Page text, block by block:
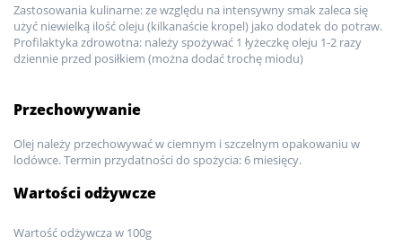
Zastosowania kulinarne: ze względu na intensywny smak zaleca się
użyć niewielką ilość oleju (kilkanaście kropel) jako dodatek do potraw.
Profilaktyka zdrowotna: należy spożywać 1 łyżeczkę oleju 1-2 razy
dziennie przed posiłkiem (można dodać trochę miodu)
Przechowywanie
Olej należy przechowywać w ciemnym i szczelnym opakowaniu w
lodówce. Termin przydatności do spożycia: 6 miesięcy.
Wartości odżywcze
Wartość odżywcza w 100g